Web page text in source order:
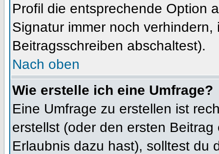
Profil die entsprechende Option
Signatur immer noch
Beitragsschreiben abschaltest).
Nach oben
Wie erstelle ich eine Umfrage?
Eine Umfrage zu erstellen ist
erstellst (oder den ersten
Erlaubnis dazu hast), solltest du